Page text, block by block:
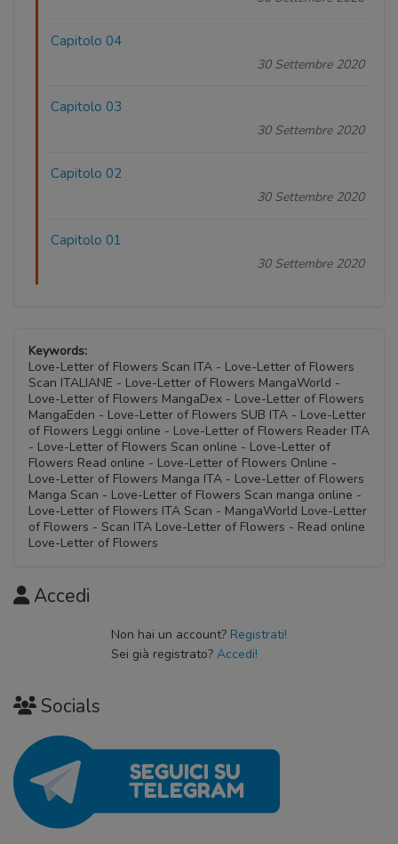
Capitolo 04
30 Settembre 2020
Capitolo 03
30 Settembre 2020
Capitolo 02
30 Settembre 2020
Capitolo 01
30 Settembre 2020
Keywords:
Love-Letter of Flowers Scan ITA - Love-Letter of Flowers
Scan ITALIANE - Love-Letter of Flowers MangaWorld -
Love-Letter of Flowers MangaDex - Love-Letter of Flowers
MangaEden - Love-Letter of Flowers SUB ITA - Love-Letter
of Flowers Leggi online - Love-Letter of Flowers Reader ITA
- Love-Letter of Flowers Scan online - Love-Letter of
Flowers Read online - Love-Letter of Flowers Online -
Love-Letter of Flowers Manga ITA - Love-Letter of Flowers
Manga Scan - Love-Letter of Flowers Scan manga online -
Love-Letter of Flowers ITA Scan - MangaWorld Love-Letter
of Flowers - Scan ITA Love-Letter of Flowers - Read online
Love-Letter of Flowers
Accedi
Non hai un account? Registrati!
Sei già registrato? Accedi!
Socials